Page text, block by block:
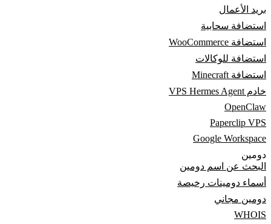
بريد الأعمال
استضافة سحابية
استضافة WooCommerce
استضافة للوكالات
استضافة Minecraft
خادم VPS Hermes Agent
OpenClaw
Paperclip VPS
Google Workspace
دومين
البحث عن اسم دومين
أسماء دومينات رخيصة
دومين مجاني
WHOIS